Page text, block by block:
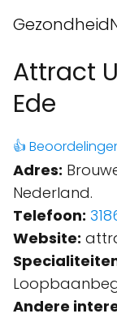
Attract
Ede
👍
Adres:
Nederland.
Telefoon:
Website:
Andere